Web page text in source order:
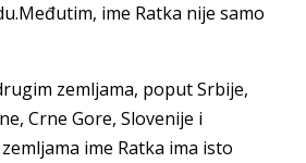
ime Ratka nije samo
zemljama, poput Srbije,
Crne Gore, Slovenije i
ime Ratka ima isto